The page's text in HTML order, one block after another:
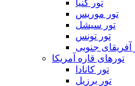
تور کنیا
تور موریس
تور سیشل
تور تونس
آفریقای جنوبی
تورهای قاره آمریکا
تور کانادا
تور برزیل